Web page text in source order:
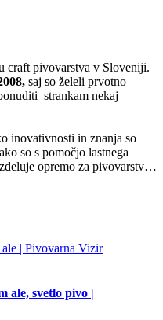
craft pivovarstva v Sloveniji.
saj so želeli prvotno
strankam nekaj
inovativnosti in znanja so
so s pomočjo lastnega
opremo za pivovarstvo,
da so hitreje in
inz domišljijo
piva spodnjega vrenja (lager
ale, svetlo pivo |